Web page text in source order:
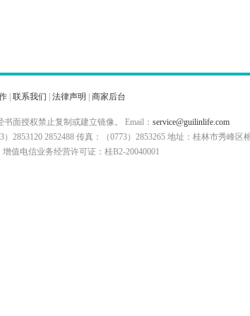
联系我们 法律声明 商家后台
面授权禁止复制或建立镜像。 Email： service@guilinlife.com
2853120 2852488 传真：（0773）2853265 地址：桂林市秀峰
增值电信业务经营许可证：桂B2-20040001